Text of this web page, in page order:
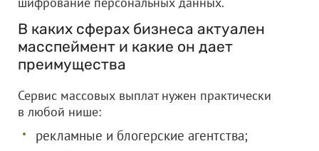
В каких сферах бизнеса актуален
масспеймент и какие он дает
преимущества
Сервис массовых выплат нужен практически
в любой нише:
рекламные и блогерские агентства;